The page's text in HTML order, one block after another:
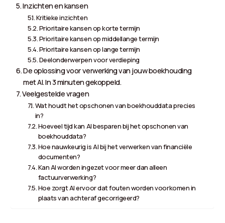
Inzichten en kansen
Kritieke inzichten
Prioritaire kansen op korte termijn
Prioritaire kansen op middellange termijn
Prioritaire kansen op lange termijn
Deelonderwerpen voor verdieping
De oplossing voor verwerking van jouw boekhouding
met AI. In 3 minuten gekoppeld.
Veelgestelde vragen
Wat houdt het opschonen van boekhouddata precies
in?
Hoeveel tijd kan AI besparen bij het opschonen van
boekhouddata?
Hoe nauwkeurig is AI bij het verwerken van financiële
documenten?
Kan AI worden ingezet voor meer dan alleen
factuurverwerking?
Hoe zorgt AI ervoor dat fouten worden voorkomen in
plaats van achteraf gecorrigeerd?